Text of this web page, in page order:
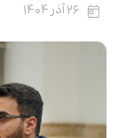
۲۶ آذر ۱۴۰۴